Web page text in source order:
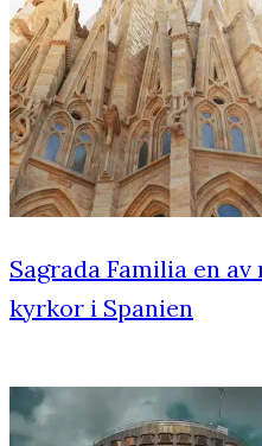
Sagrada Familia en
kyrkor i Spanien